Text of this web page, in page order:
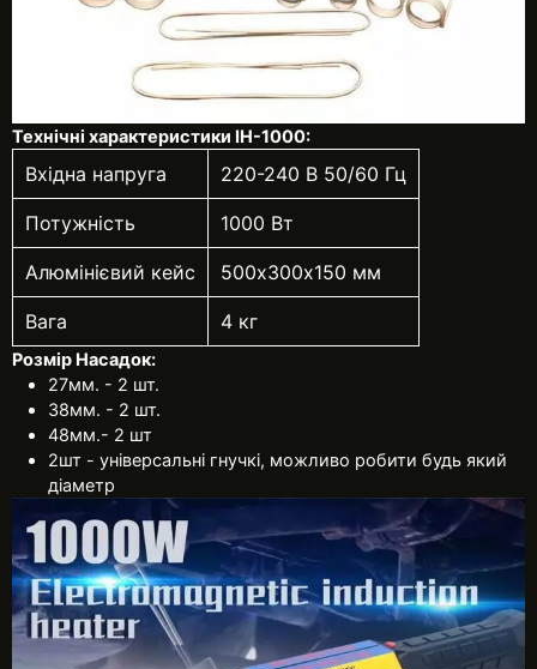
Технічні характеристики ІН-1000:
Вхідна напруга 220-240 В 50/60 Гц
Потужність 1000 Вт
Алюмінієвий кейс 500х300х150 мм
Вага 4 кг
Розмір Насадок:
27мм. - 2 шт.
38мм. - 2 шт.
48мм.- 2 шт
2шт - універсальні гнучкі, можливо робити будь який
діаметр